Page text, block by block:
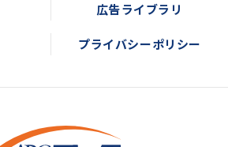
広告ライブラリ
プライバシーポリシー